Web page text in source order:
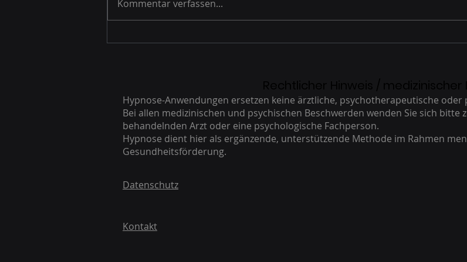
Mentales Coaching Steyr:
Kommentar verfassen...
Hypnose-Anwendungen ersetzen keine ärztliche, psychotherapeutische
Bei allen medizinischen und psychischen Beschwerden wenden Sie sich
behandelnden Arzt oder eine psychologische Fachperson.
Hypnose dient hier als ergänzende, unterstützende Methode im Rahmen
Gesundheitsförderung.
Datenschutz
Kontakt